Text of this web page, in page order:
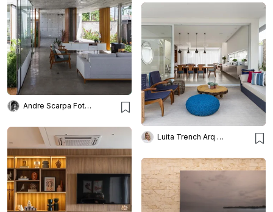
Andre Scarpa Fotografia
Luita Trench Arq & Interiores